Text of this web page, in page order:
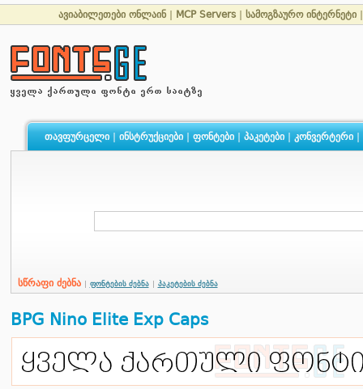
ავიაბილეთები ონლაინ MCP Servers სამოგზაურო ინტერნეტი
თავფურცელი| ინსტრუქციები| ფონტები| პაკეტები| კონვერტერი|
სწრაფი ძებნა ფონტების ძებნა პაკეტების ძებნა
BPG Nino Elite Exp Caps